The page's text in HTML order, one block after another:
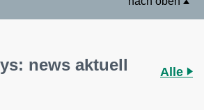
news aktuell
Alle